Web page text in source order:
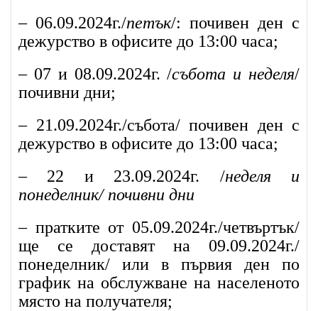
– 06.09.2024г./петък/: почивен ден с
дежурство в офисите до 13:00 часа;
– 07 и 08.09.2024г. /събота и неделя/
почивни дни;
– 21.09.2024г./събота/ почивен ден с
дежурство в офисите до 13:00 часа;
– 22 и 23.09.2024г. /неделя и
понеделник/ почивни дни
– пратките от 05.09.2024г./четвъртък/
ще се доставят на 09.09.2024г./
понеделник/ или в първия ден по
график на обслужване на населеното
място на получателя;